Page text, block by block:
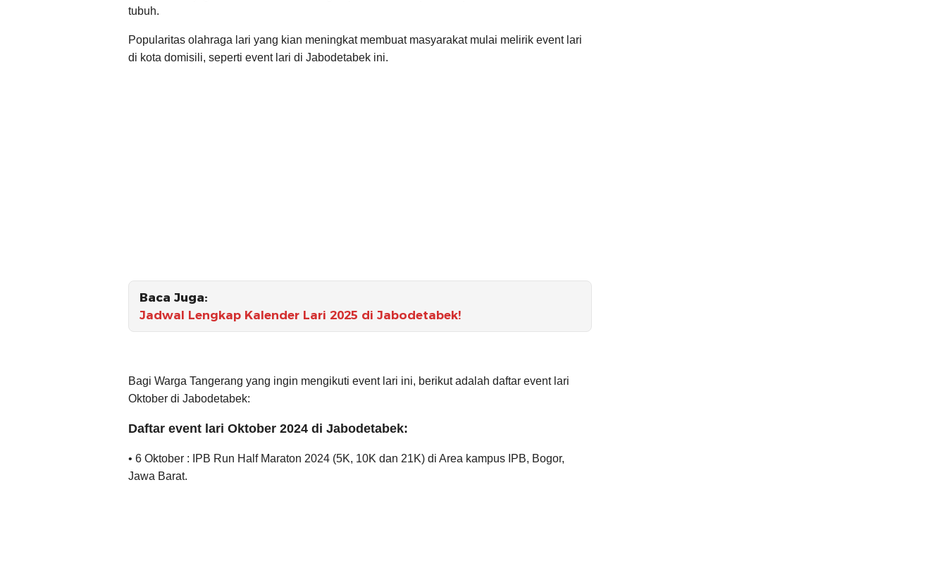
tubuh.
Popularitas olahraga lari yang kian meningkat membuat masyarakat mulai melirik event lari
di kota domisili, seperti event lari di Jabodetabek ini.
Baca Juga:
Jadwal Lengkap Kalender Lari 2025 di Jabodetabek!
Bagi Warga Tangerang yang ingin mengikuti event lari ini, berikut adalah daftar event lari
Oktober di Jabodetabek:
Daftar event lari Oktober 2024 di Jabodetabek:
• 6 Oktober : IPB Run Half Maraton 2024 (5K, 10K dan 21K) di Area kampus IPB, Bogor,
Jawa Barat.